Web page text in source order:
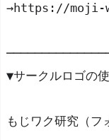
→https://moji-
▼サークルロゴの
もじワク研究（